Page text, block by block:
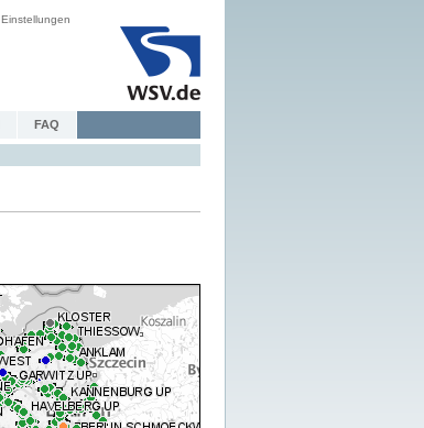
Einstellungen
FAQ